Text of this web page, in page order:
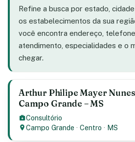
Refine a busca por estado,
os estabelecimentos da sua
você encontra endereço,
atendimento, especialidades e o
chegar.
Arthur Philipe Mayer
Campo Grande – MS
Consultório
Campo Grande ·Centro · MS